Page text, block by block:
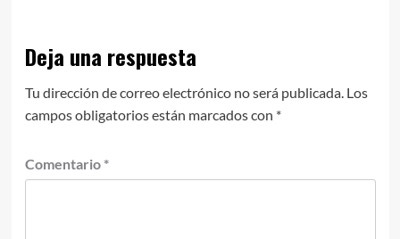
Deja una respuesta
Tu dirección de correo electrónico no será publicada. Los
campos obligatorios están marcados con *
Comentario *